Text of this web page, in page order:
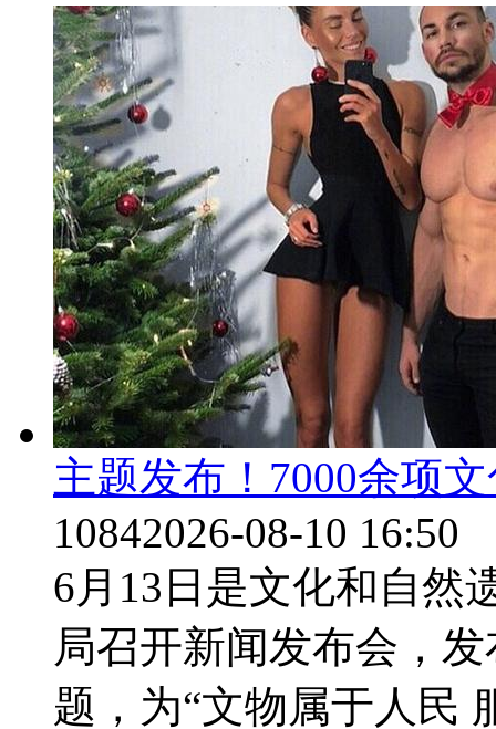
主题发布！7000余项
10842026-08-10 16:50
6月13日是文化和自然
局召开新闻发布会，
题，为“文物属于人民